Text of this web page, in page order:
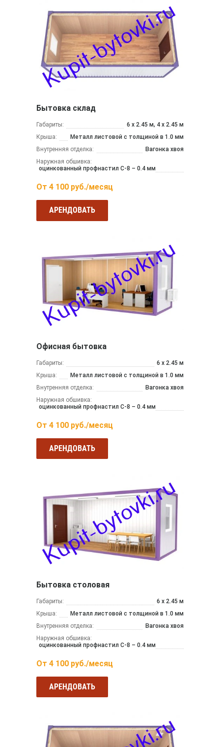
Бытовка склад
Габариты:
6 х 2.45 м, 4 х 2.45 м
Крыша:
Металл листовой с толщиной в 1.0 мм
Внутренняя отделка:
Вагонка хвоя
Наружная обшивка:
оцинкованный профнастил С-8 – 0.4 мм
От 4 100 руб./месяц
АРЕНДОВАТЬ
Офисная бытовка
Габариты:
6 х 2.45 м
Крыша:
Металл листовой с толщиной в 1.0 мм
Внутренняя отделка:
Вагонка хвоя
Наружная обшивка:
оцинкованный профнастил С-8 – 0.4 мм
От 4 100 руб./месяц
АРЕНДОВАТЬ
Бытовка столовая
Габариты:
6 х 2.45 м
Крыша:
Металл листовой с толщиной в 1.0 мм
Внутренняя отделка:
Вагонка хвоя
Наружная обшивка:
оцинкованный профнастил С-8 – 0.4 мм
От 4 100 руб./месяц
АРЕНДОВАТЬ